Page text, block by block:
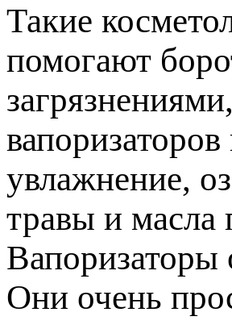
Такие
помогают
увлажнение,
травы и масла
Вапоризаторы
Они очень